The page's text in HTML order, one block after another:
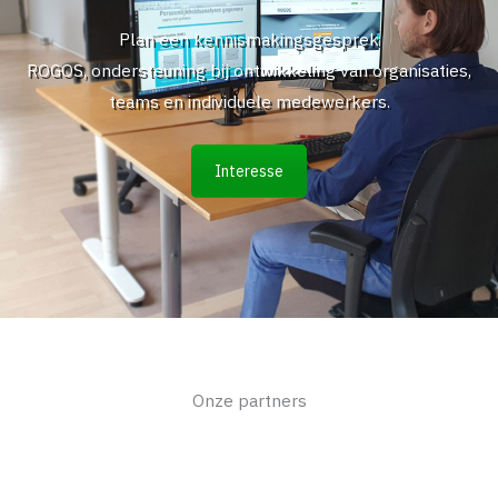
Plan een kennismakingsgesprek
ROGOS, ondersteuning bij ontwikkeling van organisaties,
teams en individuele medewerkers.
Interesse
Onze partners